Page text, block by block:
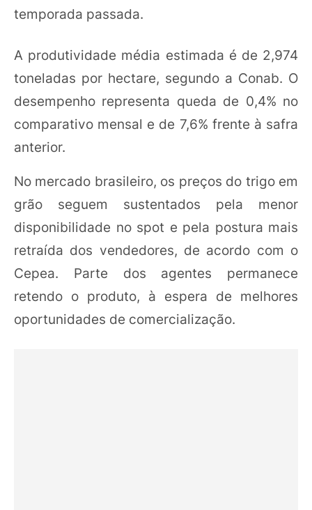
temporada passada.
A produtividade média estimada é de 2,974
toneladas por hectare, segundo a Conab. O
desempenho representa queda de 0,4% no
comparativo mensal e de 7,6% frente à safra
anterior.
No mercado brasileiro, os preços do trigo em
grão seguem sustentados pela menor
disponibilidade no spot e pela postura mais
retraída dos vendedores, de acordo com o
Cepea. Parte dos agentes permanece
retendo o produto, à espera de melhores
oportunidades de comercialização.